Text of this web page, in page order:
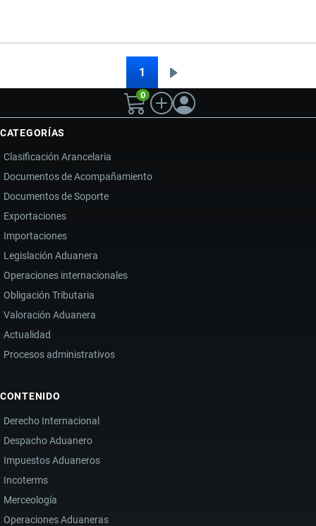
COMERCIO
2026:
RIESGOS,
LOGÍSTICA
Y
TRANSFORMACIÓN
DIGITAL
1
página
0
CATEGORÍAS
Clasificación Arancelaria
Documentos de Acompañamiento
Documentos de Soporte
Exportaciones
Importaciones
Legislación Aduanera
Operaciones internacionales
Obligación Tributaria
Valoración Aduanera
Actualidad
Procesos administrativos
CONTENIDO
Derecho Internacional
Despacho Aduanero
Impuestos Aduaneros
Incoterms
Merceología
Operaciones Aduaneras